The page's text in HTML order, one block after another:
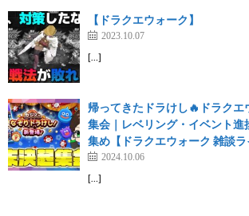
【ドラクエウォーク】
2023.10.07
[…]
帰ってきたドラけし🔥ドラクエ
集会｜レベリング・イベント進
集め【ドラクエウォーク 雑談ラ
2024.10.06
[…]